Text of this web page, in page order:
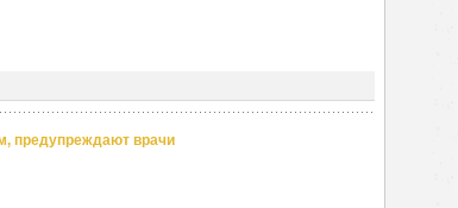
предупреждают врачи